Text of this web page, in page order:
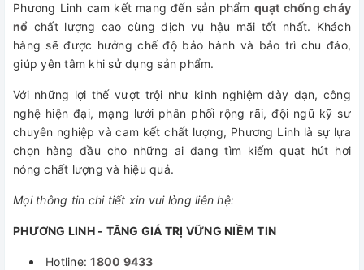
Phương Linh cam kết mang đến sản phẩm quạt chống cháy
nổ chất lượng cao cùng dịch vụ hậu mãi tốt nhất. Khách
hàng sẽ được hưởng chế độ bảo hành và bảo trì chu đáo,
giúp yên tâm khi sử dụng sản phẩm.
Với những lợi thế vượt trội như kinh nghiệm dày dạn, công
nghệ hiện đại, mạng lưới phân phối rộng rãi, đội ngũ kỹ sư
chuyên nghiệp và cam kết chất lượng, Phương Linh là sự lựa
chọn hàng đầu cho những ai đang tìm kiếm quạt hút hơi
nóng chất lượng và hiệu quả.
Mọi thông tin chi tiết xin vui lòng liên hệ:
PHƯƠNG LINH - TĂNG GIÁ TRỊ VỮNG NIỀM TIN
Hotline:1800 9433